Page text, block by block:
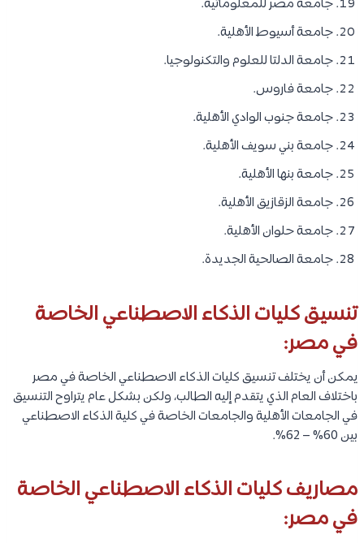
جامعة مصر للمعلوماتية.
جامعة أسيوط الأهلية.
جامعة الدلتا للعلوم والتكنولوجيا.
جامعة فاروس.
جامعة جنوب الوادي الأهلية.
جامعة بني سويف الأهلية.
جامعة بنها الأهلية.
جامعة الزقازيق الأهلية.
جامعة حلوان الأهلية.
جامعة الصالحية الجديدة.
تنسيق كليات الذكاء الاصطناعي الخاصة
في مصر:
يمكن أن يختلف تنسيق كليات الذكاء الاصطناعي الخاصة في مصر
باختلاف العام الذي يتقدم إليه الطالب، ولكن بشكل عام يتراوح التنسيق
في الجامعات الأهلية والجامعات الخاصة في كلية الذكاء الاصطناعي
بين 60% – 62%.
مصاريف كليات الذكاء الاصطناعي الخاصة
في مصر: